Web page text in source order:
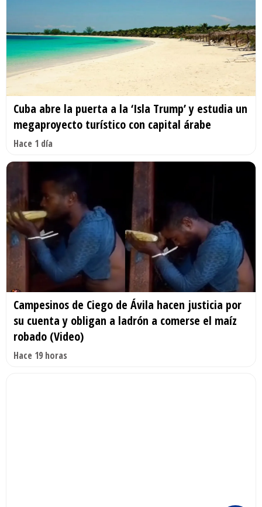
Cuba abre la puerta a la ‘Isla Trump’ y estudia un
megaproyecto turístico con capital árabe
Hace 1 día
Campesinos de Ciego de Ávila hacen justicia por
su cuenta y obligan a ladrón a comerse el maíz
robado (Video)
Hace 19 horas